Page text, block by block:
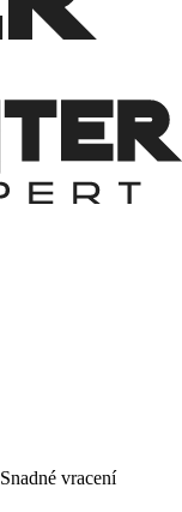
Snadné vracení